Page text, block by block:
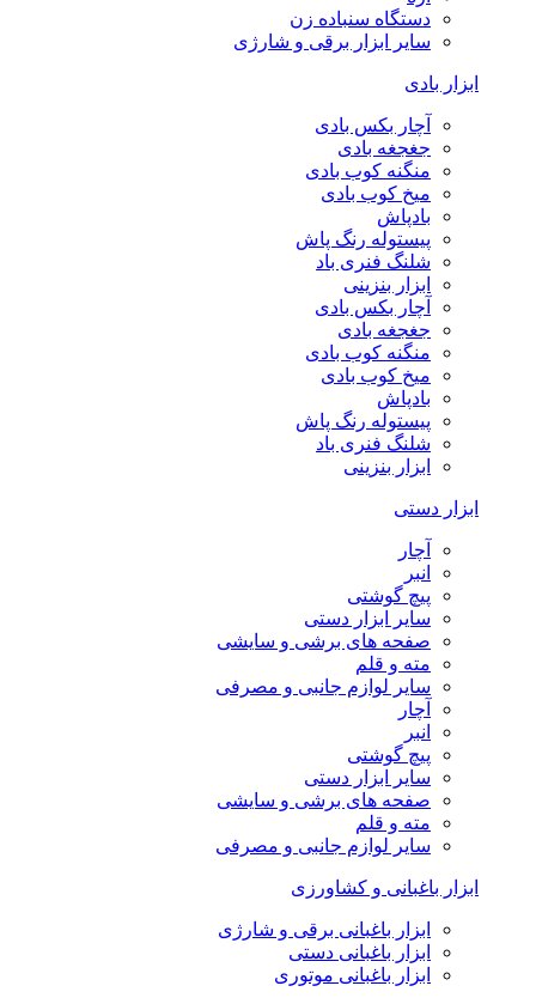
دستگاه سنباده زن
سایر ابزار برقی و شارژی
ابزار بادی
آچار بکس بادی
جغجغه بادی
منگنه کوب بادی
میخ کوب بادی
بادپاش
پیستوله رنگ پاش
شلنگ فنری باد
ابزار بنزینی
آچار بکس بادی
جغجغه بادی
منگنه کوب بادی
میخ کوب بادی
بادپاش
پیستوله رنگ پاش
شلنگ فنری باد
ابزار بنزینی
ابزار دستی
آچار
انبر
پیچ گوشتی
سایر ابزار دستی
صفحه های برشی و سایشی
مته و قلم
سایر لوازم جانبی و مصرفی
آچار
انبر
پیچ گوشتی
سایر ابزار دستی
صفحه های برشی و سایشی
مته و قلم
سایر لوازم جانبی و مصرفی
ابزار باغبانی و کشاورزی
ابزار باغبانی برقی و شارژی
ابزار باغبانی دستی
ابزار باغبانی موتوری